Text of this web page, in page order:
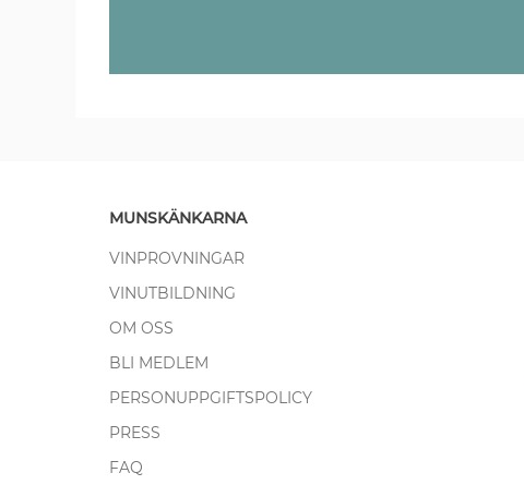
MUNSKÄNKARNA
VINPROVNINGAR
VINUTBILDNING
OM OSS
BLI MEDLEM
PERSONUPPGIFTSPOLICY
PRESS
FAQ